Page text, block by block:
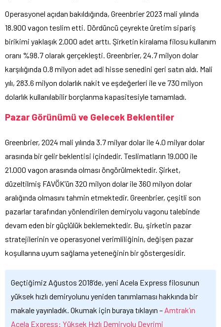
Operasyonel açıdan bakıldığında, Greenbrier 2023 mali yılında
18.900 vagon teslim etti. Dördüncü çeyrekte üretim sipariş
birikimi yaklaşık 2.000 adet arttı. Şirketin kiralama filosu kullanım
oranı %98.7 olarak gerçekleşti. Greenbrier, 24.7 milyon dolar
karşılığında 0.8 milyon adet adi hisse senedini geri satın aldı. Mali
yılı, 283.6 milyon dolarlık nakit ve eşdeğerleri ile ve 730 milyon
dolarlık kullanılabilir borçlanma kapasitesiyle tamamladı.
Pazar Görünümü ve Gelecek Beklentiler
Greenbrier, 2024 mali yılında 3.7 milyar dolar ile 4.0 milyar dolar
arasında bir gelir beklentisi içindedir. Teslimatların 19.000 ile
21.000 vagon arasında olması öngörülmektedir. Şirket,
düzeltilmiş FAVÖK’ün 320 milyon dolar ile 360 milyon dolar
aralığında olmasını tahmin etmektedir. Greenbrier, çeşitli son
pazarlar tarafından yönlendirilen demiryolu vagonu talebinde
devam eden bir güçlülük beklemektedir. Bu, şirketin pazar
stratejilerinin ve operasyonel verimliliğinin, değişen pazar
koşullarına uyum sağlama yeteneğinin bir göstergesidir.
Geçtiğimiz Ağustos 2018’de, yeni Acela Express filosunun
yüksek hızlı demiryolunu yeniden tanımlaması hakkında bir
makale yayınladık. Okumak için buraya tıklayın – Amtrak’ın
Acela Express: Yüksek Hızlı Demiryolu Devrimi